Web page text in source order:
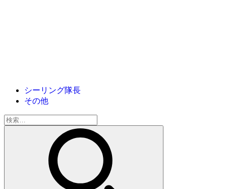
シーリング隊長
その他
検
索: